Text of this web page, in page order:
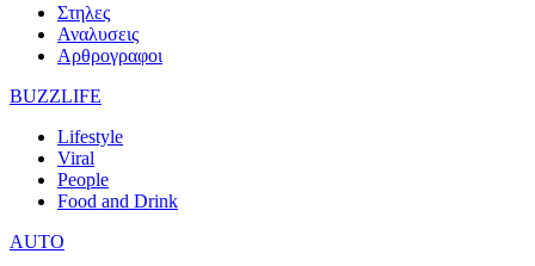
Στηλες
Αναλυσεις
Αρθρογραφοι
BUZZLIFE
Lifestyle
Viral
People
Food and Drink
AUTO